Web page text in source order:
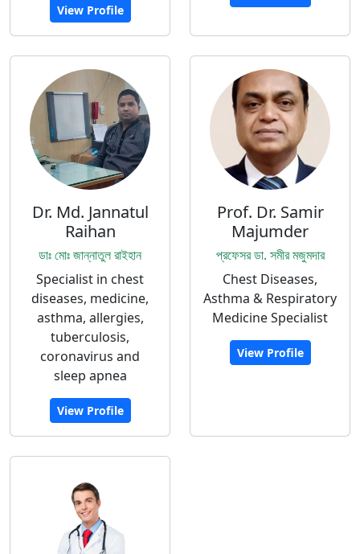
View Profile
Dr. Md. Jannatul
Raihan
ডাঃ মোঃ জান্নাতুল রাইহান
Specialist in chest
diseases, medicine,
asthma, allergies,
tuberculosis,
coronavirus and
sleep apnea
View Profile
Prof. Dr. Samir
Majumder
প্রফেসর ডা. সমীর মজুমদার
Chest Diseases,
Asthma & Respiratory
Medicine Specialist
View Profile